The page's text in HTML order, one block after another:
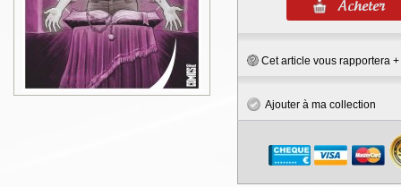
Cet article vous rapportera +
Ajouter à ma collection